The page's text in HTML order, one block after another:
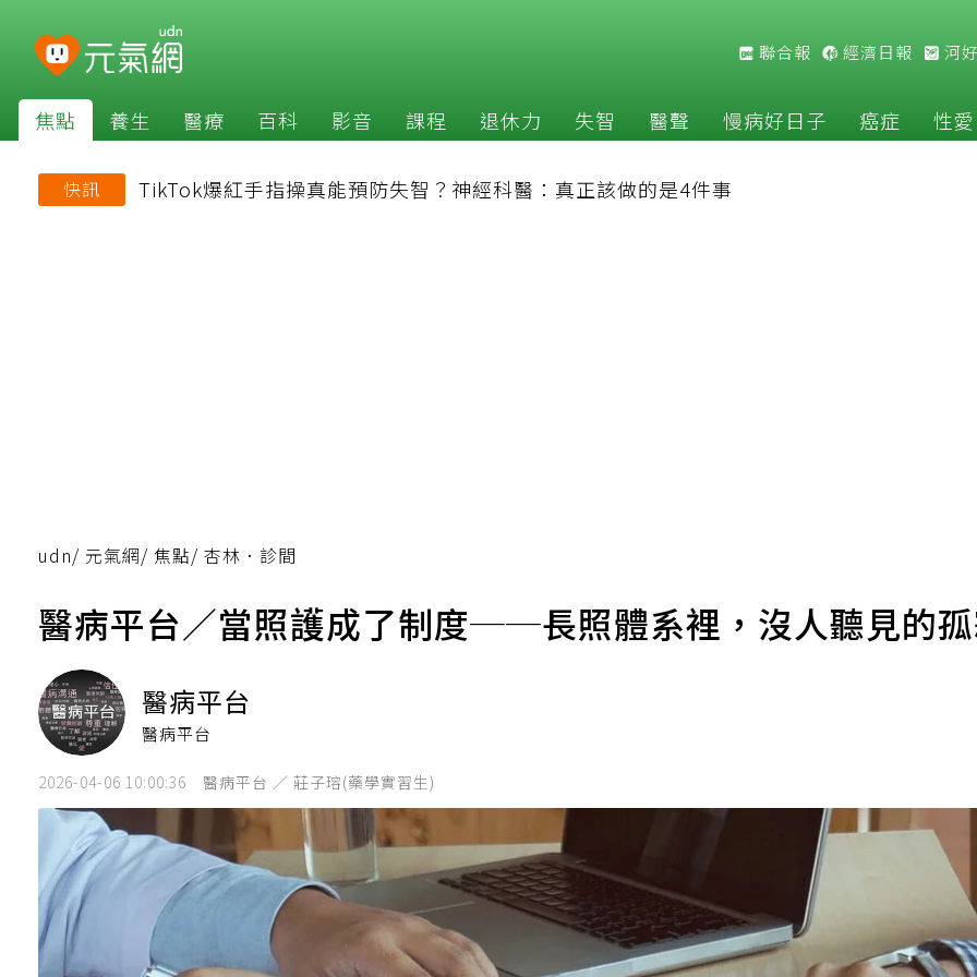
聯合報 經濟日報 河
焦點 養生 醫療 百科 影音 課程 退休力 失智 醫聲 慢病好日子 癌症 性愛
快訊 TikTok爆紅手指操真能預防失智？神經科醫：真正該做的是4件事
udn/ 元氣網/ 焦點/ 杏林．診間
醫病平台／當照護成了制度──長照體系裡，沒人聽見的
醫病平台
醫病平台
2026-04-06 10:00:36 醫病平台 ／ 莊子瑢(藥學實習生)